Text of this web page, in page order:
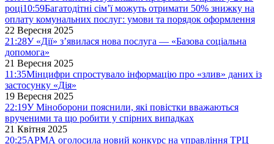
році10:59Багатодітні сім’ї можуть отримати 50% знижку на
оплату комунальних послуг: умови та порядок оформлення
22 Вересня 2025
21:28У «Дії» з’явилася нова послуга — «Базова соціальна
допомога»
21 Вересня 2025
11:35Мінцифри спростувало інформацію про «злив» даних із
застосунку «Дія»
19 Вересня 2025
22:19У Міноборони пояснили, які повістки вважаються
врученими та що робити у спірних випадках
21 Квітня 2025
20:25АРМА оголосила новий конкурс на управління ТРЦ